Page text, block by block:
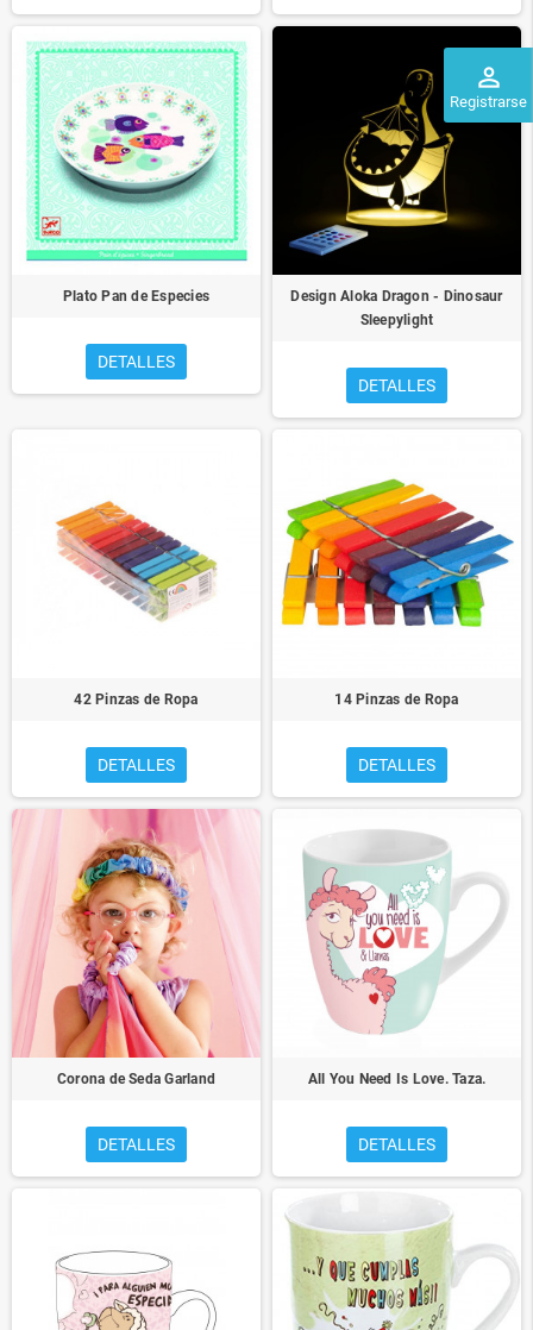
perm_identity
Registrarse
Plato Pan de Especies
DETALLES
Design Aloka Dragon - Dinosaur
Sleepylight
DETALLES
42 Pinzas de Ropa
DETALLES
14 Pinzas de Ropa
DETALLES
Corona de Seda Garland
DETALLES
All You Need Is Love. Taza.
DETALLES